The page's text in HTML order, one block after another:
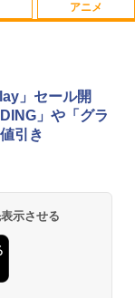
コントローラー
プ PS4 コント
ーラー / PS5 コ
保護 快適なグリ
DualShock4
／PS5
ード4 ブラック フ
ミ血風譚 - PS4
のヒーローアカ
司【監督】
滅の刃」無限城
ース|オンライン
ース -Switch2
・エディション
Japan
-PS5 【特典】
10,000円 デジ
フトカード】
1,000円 デジタ
トカード】 [オ
アニメ
城編 第一章 猗
ray]
城編 第一章 猗
」セール開
」や「グラ
引き
示させる